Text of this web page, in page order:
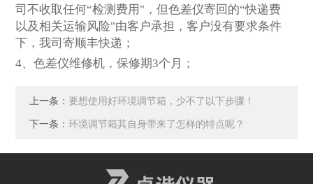
司不收取任何“检测费用"，但色差仪寄回的“快递费
以及相关运输风险"由客户承担，客户没有要求条件
下，我司寄顺丰快递；
4 、色差仪维修机，保修期3个月；
上一条：要想使用好环境调节箱，少不了以下步骤！
下一条：环境调节箱其自身带来了怎样的特点呢？